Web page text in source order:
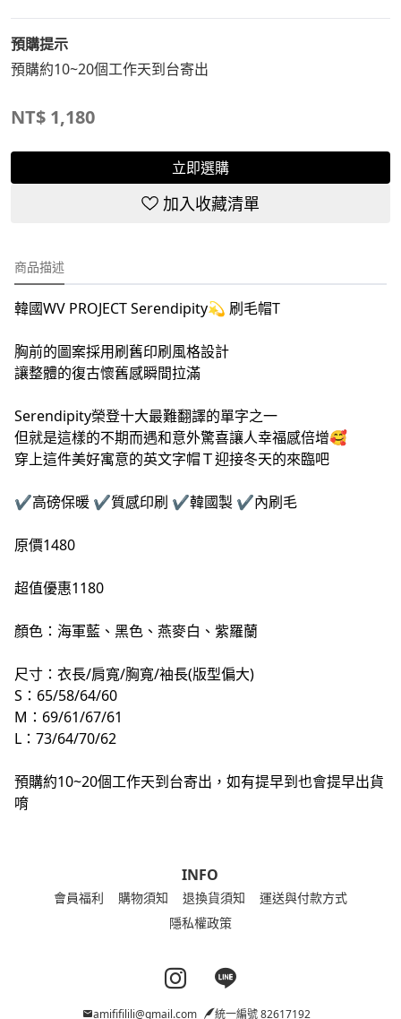
預購提示
預購約10~20個工作天到台寄出
NT$ 1,180
立即選購
加入收藏清單
商品描述
韓國WV PROJECT Serendipity💫 刷毛帽T
胸前的圖案採用刷舊印刷風格設計
讓整體的復古懷舊感瞬間拉滿
Serendipity榮登十大最難翻譯的單字之一
但就是這樣的不期而遇和意外驚喜讓人幸福感倍增🥰
穿上這件美好寓意的英文字帽Ｔ迎接冬天的來臨吧
✔️高磅保暖 ✔️質感印刷 ✔️韓國製 ✔️內刷毛
原價1480
超值優惠1180
顏色：海軍藍、黑色、燕麥白、紫羅蘭
尺寸：衣長/肩寬/胸寬/袖長(版型偏大)
S：65/58/64/60
M：69/61/67/61
L：73/64/70/62
預購約10~20個工作天到台寄出，如有提早到也會提早出貨
唷
INFO
會員福利 購物須知 退換貨須知
運送與付款方式
隱私權政策
Instagram page
Line page
amififilili@gmail.com 統一編號 82617192